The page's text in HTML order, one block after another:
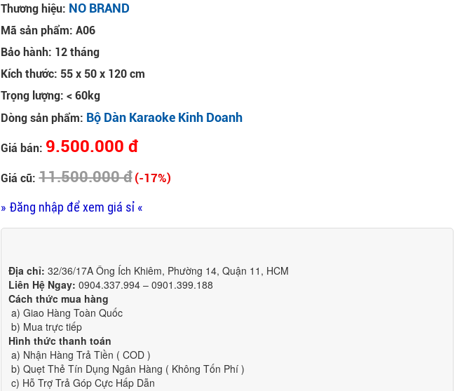
Thương hiệu: NO BRAND
Mã sản phẩm: A06
Bảo hành: 12 tháng
Kích thước: 55 x 50 x 120 cm
Trọng lượng: < 60kg
Dòng sản phẩm: Bộ Dàn Karaoke Kinh Doanh
Giá bán: 9.500.000 đ
Giá cũ:11.500.000 đ (-17%)
» Đăng nhập để xem giá sỉ «
Địa chỉ: 32/36/17A Ông Ích Khiêm, Phường 14, Quận 11, HCM
Liên Hệ Ngay: 0904.337.994 – 0901.399.188
Cách thức mua hàng
a) Giao Hàng Toàn Quốc
b) Mua trực tiếp
Hình thức thanh toán
a) Nhận Hàng Trả Tiền ( COD )
b) Quẹt Thẻ Tín Dụng Ngân Hàng ( Không Tốn Phí )
c) Hỗ Trợ Trả Góp Cực Hấp Dẫn